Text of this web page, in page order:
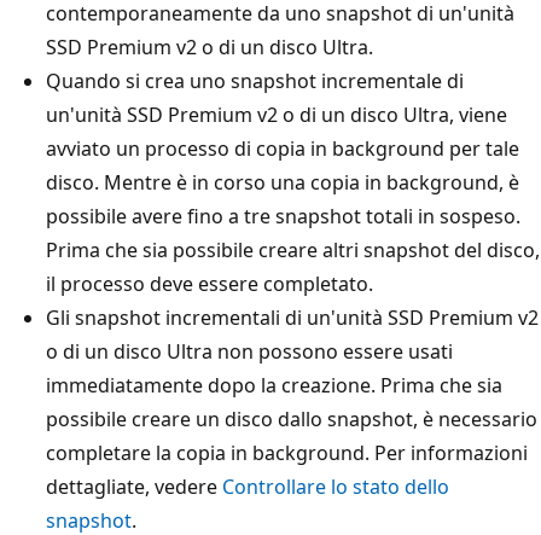
contemporaneamente da uno snapshot di un'unità
SSD Premium v2 o di un disco Ultra.
Quando si crea uno snapshot incrementale di
un'unità SSD Premium v2 o di un disco Ultra, viene
avviato un processo di copia in background per tale
disco. Mentre è in corso una copia in background, è
possibile avere fino a tre snapshot totali in sospeso.
Prima che sia possibile creare altri snapshot del disco,
il processo deve essere completato.
Gli snapshot incrementali di un'unità SSD Premium v2
o di un disco Ultra non possono essere usati
immediatamente dopo la creazione. Prima che sia
possibile creare un disco dallo snapshot, è necessario
completare la copia in background. Per informazioni
dettagliate, vedere Controllare lo stato dello
snapshot.